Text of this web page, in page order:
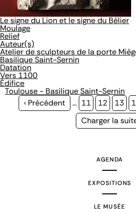
Le signe du Lion et le signe du Bélier
Moulage
Relief
Auteur(s)
Atelier de sculpteurs de la porte
Basilique Saint-Sernin
Datation
Vers 1100
Édifice
Toulouse - Basilique Saint-Sernin
Page
‹ Précédent … Page
11 Page
12 Page
13
Page
Charger la
AGENDA
EXPOSITIONS
LE MUSÉE